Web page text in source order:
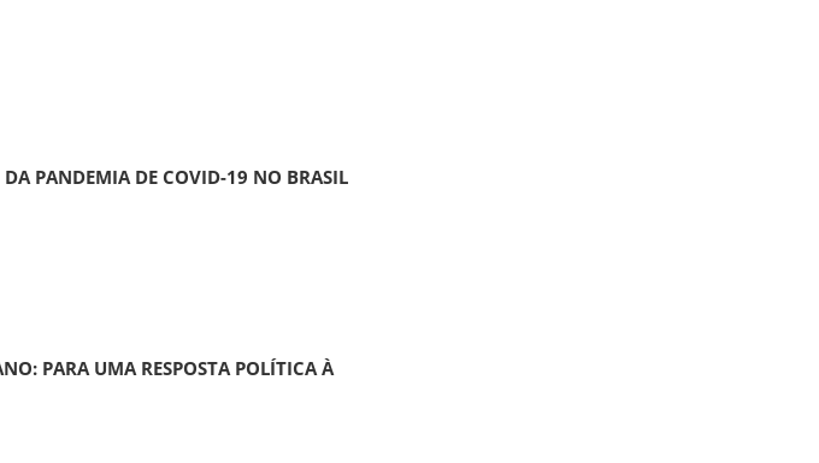
PANDEMIA DE COVID-19 NO BRASIL
PARA UMA RESPOSTA POLÍTICA À